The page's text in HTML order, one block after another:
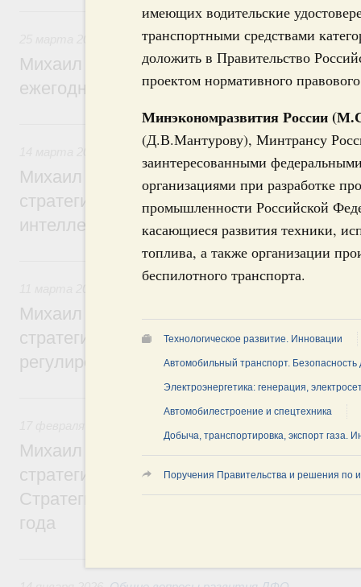
имеющих водительские
транспортными средствами
доложить в Правительство
проектом нормативного
Минэкономразвития России
(Д.В.Мантурову), Минтрансу
заинтересованными
организациями при разработке
промышленности Российской
касающиеся развития техники,
топлива, а также организации
беспилотного транспорта.
Технологическое развитие. Инновации
Автомобильный транспорт.
Электроэнергетика: генерация,
Автомобилестроение и спецтехника
Добыча, транспортировка, экспорт газа.
Поручения Правительства и решения по
25 марта, среда
Отчёты Правительства
Михаил Мишустин утвердил поручения
ежегодного отчёта Правительства в
14 марта, суббота
Интеллектуальная собственность
Михаил Мишустин дал поручения по
стратегической сессии, посвящённой
интеллектуальной собственности до
11 марта, среда
Михаил Мишустин дал поручения по
стратегической сессии, посвящённой
регулирования платформенной
17 февраля, вторник
Михаил Мишустин дал поручения по
стратегической сессии, посвящённой
Стратегии развития строительной
года